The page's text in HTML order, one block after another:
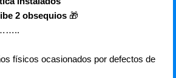
2 obsequios 🎁
físicos ocasionados por defectos de